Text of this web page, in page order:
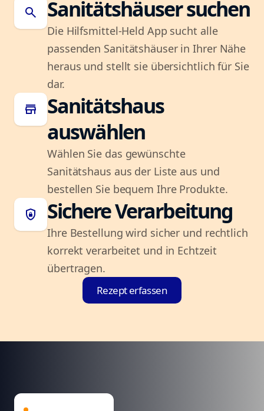
search Sanitätshäuser suchen
Die Hilfsmittel-Held App sucht alle
passenden Sanitätshäuser in Ihrer Nähe
heraus und stellt sie übersichtlich für Sie
dar.
store
Sanitätshaus
auswählen
Wählen Sie das gewünschte
Sanitätshaus aus der Liste aus und
bestellen Sie bequem Ihre Produkte.
shield_lock Sichere Verarbeitung
Ihre Bestellung wird sicher und rechtlich
korrekt verarbeitet und in Echtzeit
übertragen.
Rezept erfassen